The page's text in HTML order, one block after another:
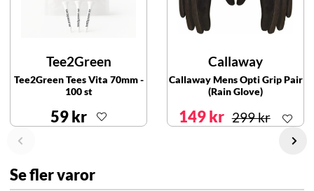
Tee2Green
Tee2Green Tees Vita 70mm -
100 st
59 kr
Callaway
Callaway Mens Opti Grip Pair
(Rain Glove)
149 kr 299 kr
Se fler varor